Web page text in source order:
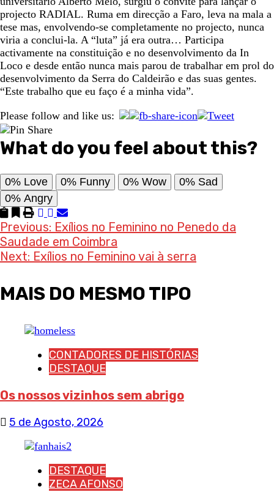
projecto RADIAL. Ruma em direcção a Faro, leva na mala a
tese mas, envolvendo-se completamente no projecto, nunca
viria a conclui-la. A “luta” já era outra… Participa
activamente na constituição e no desenvolvimento da In
Loco e desde então nunca mais parou de trabalhar em prol do
desenvolvimento da Serra do Caldeirão e das suas gentes.
“Este trabalho que eu faço é a minha vida”.
Please follow and like us:
What do you feel about this?
0% Love 0% Funny 0% Wow 0% Sad
0% Angry
Post
navigation
Previous: Exílios no Feminino no Penedo da
Saudade em Coimbra
Next: Exílios no Feminino vai à serra
MAIS DO MESMO TIPO
CONTADORES DE HISTÓRIAS
DESTAQUE
Os nossos vizinhos sem abrigo
5 de Agosto, 2026
DESTAQUE
ZECA AFONSO